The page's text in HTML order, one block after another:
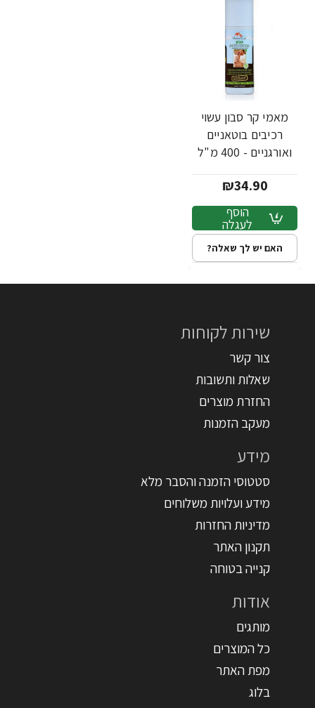
מאמי קר סבון עשוי
רכיבים בוטאניים
ואורגניים - 400 מ"ל
₪34.90
הוסף
לעגלה
האם יש לך שאלה?
שירות לקוחות
צור קשר
שאלות ותשובות
החזרת מוצרים
מעקב הזמנות
מידע
סטטוסי הזמנה והסבר מלא
מידע ועלויות משלוחים
מדיניות החזרות
תקנון האתר
קנייה בטוחה
אודות
מותגים
כל המוצרים
מפת האתר
בלוג